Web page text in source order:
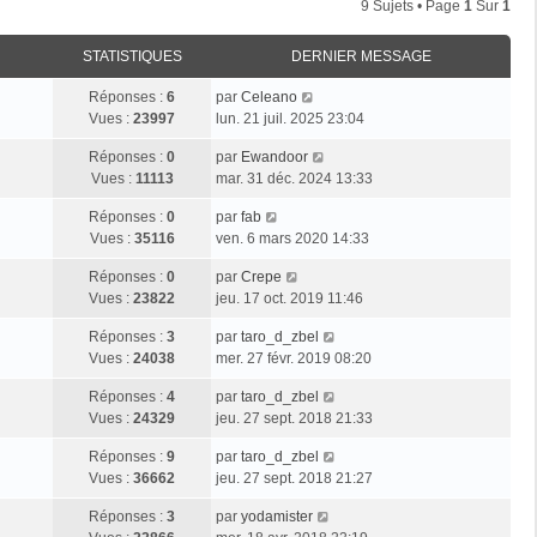
9 Sujets • Page 1 Sur 1
STATISTIQUES DERNIER MESSAGE
Réponses : 6
Vues : 23997
par Celeano
lun. 21 juil. 2025 23:04
Réponses : 0
Vues : 11113
par Ewandoor
mar. 31 déc. 2024 13:33
Réponses : 0
Vues : 35116
par fab
ven. 6 mars 2020 14:33
Réponses : 0
Vues : 23822
par Crepe
jeu. 17 oct. 2019 11:46
Réponses : 3
Vues : 24038
par taro_d_zbel
mer. 27 févr. 2019 08:20
Réponses : 4
Vues : 24329
par taro_d_zbel
jeu. 27 sept. 2018 21:33
Réponses : 9
Vues : 36662
par taro_d_zbel
jeu. 27 sept. 2018 21:27
Réponses : 3
par yodamister